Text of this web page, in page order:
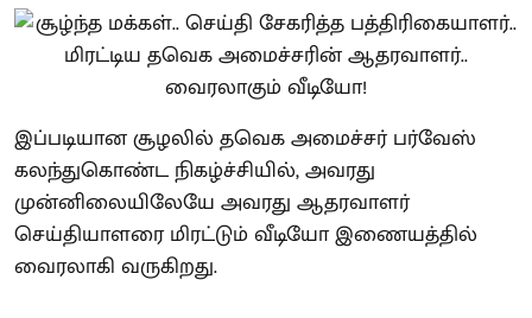
இப்படியான சூழலில் தவெக அமைச்சர் பர்வேஸ்
கலந்துகொண்ட நிகழ்ச்சியில், அவரது
முன்னிலையிலேயே அவரது ஆதரவாளர்
செய்தியாளரை மிரட்டும் வீடியோ இணையத்தில்
வைரலாகி வருகிறது.